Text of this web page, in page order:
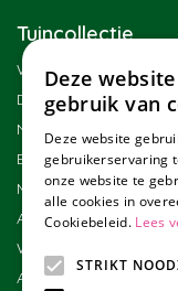
Tuincollectie
Winkel
Duurzaamheid
Nieuwsbrief
Blog
Merken
Assortiment
Werken bij Tuincollectie
Affiliate marketing
Deze
gebruik van
Deze website
gebruikerservaring
onze website te
alle cookies in
Cookiebeleid. Lees
STRIKT